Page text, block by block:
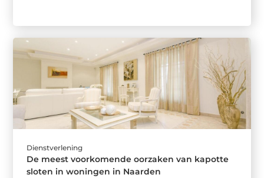
Dienstverlening
De meest voorkomende oorzaken van kapotte
sloten in woningen in Naarden